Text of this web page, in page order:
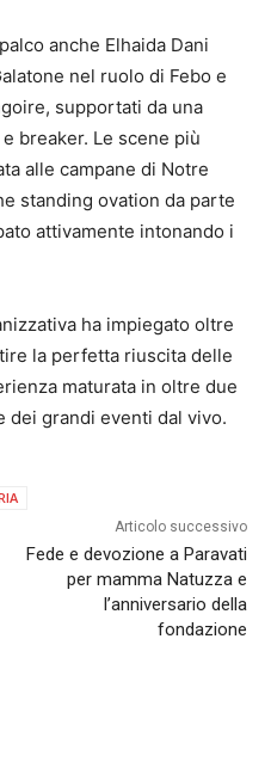
anche Elhaida Dani
nel ruolo di Febo e
supportati da una
breaker. Le scene più
alle campane di Notre
standing ovation da parte
attivamente intonando i
ha impiegato oltre
la perfetta riuscita delle
maturata in oltre due
dei grandi eventi dal vivo.
Articolo successivo
Fede e devozione a Paravati
per mamma Natuzza e
l’anniversario della
fondazione